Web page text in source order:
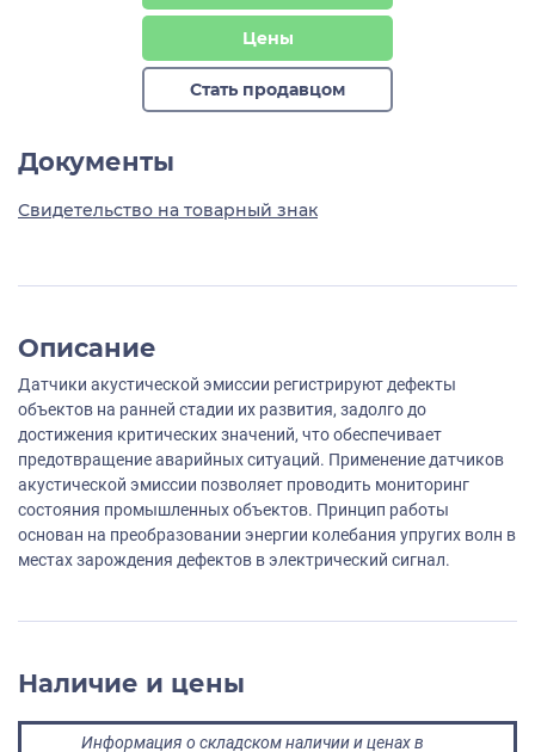
Цены
Стать продавцом
Документы
Свидетельство на товарный знак
Описание
Датчики акустической эмиссии регистрируют дефекты
объектов на ранней стадии их развития, задолго до
достижения критических значений, что обеспечивает
предотвращение аварийных ситуаций. Применение датчиков
акустической эмиссии позволяет проводить мониторинг
состояния промышленных объектов. Принцип работы
основан на преобразовании энергии колебания упругих волн в
местах зарождения дефектов в электрический сигнал.
Наличие и цены
Информация о складском наличии и ценах в